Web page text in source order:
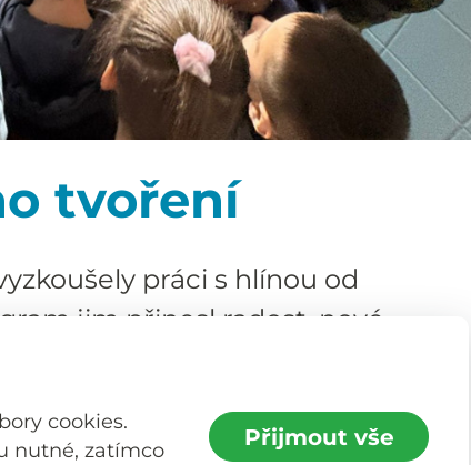
cookies.
nutné, zatímco
Přijmout vše
tvoření
práci s hlínou od
jim přinesl radost, nové
pěstounských rodin jsme uspořádali
tvoření
, které přineslo nejen